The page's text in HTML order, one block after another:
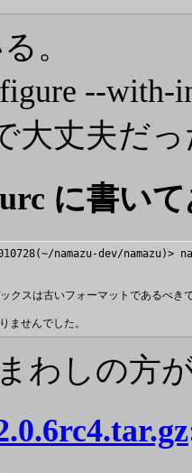
。
--with-
大丈夫だ
に書い
namazu-dev/namazu)>
スは古いフォーマットであるべ
わしの方